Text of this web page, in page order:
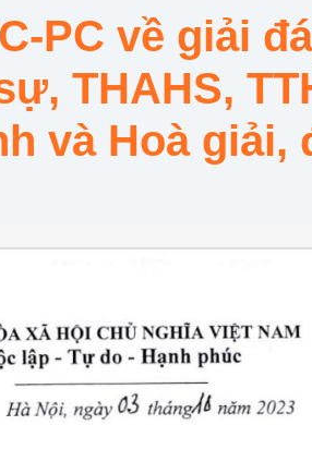
PC về giải
THAHS,
và Hoà giải,